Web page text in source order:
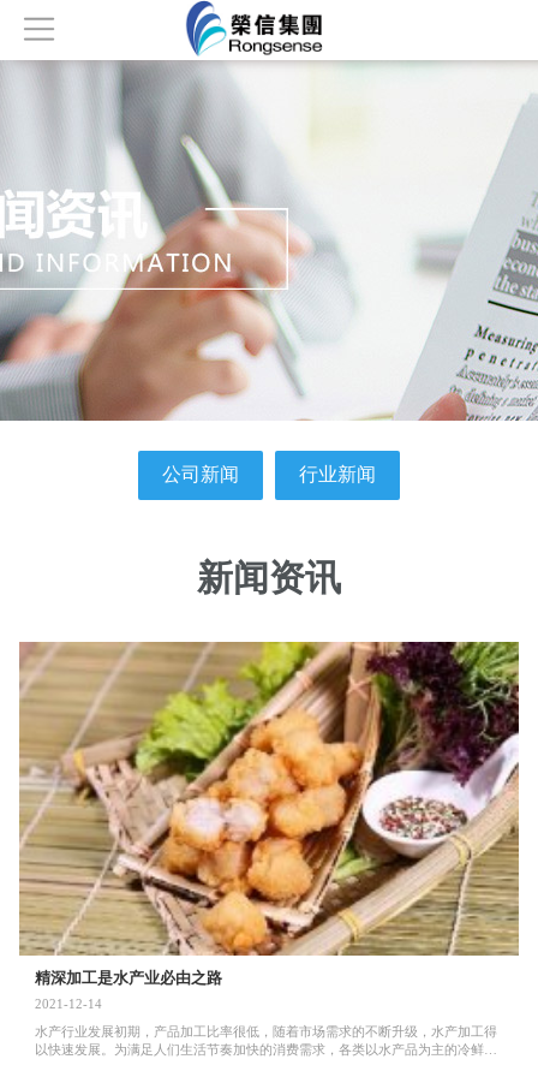
产品中心
新闻资讯
公司荣誉
人才招聘
公司新闻 行业新闻
新闻资讯
精深加工是水产业必由之路
2021-12-14
水产行业发展初期，产品加工比率很低，随着市场需求的不断升级，水产加工得
以快速发展。为满足人们生活节奏加快的消费需求，各类以水产品为主的冷鲜制